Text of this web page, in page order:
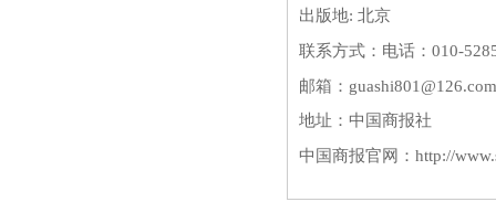
出版地: 北京
联系方式： 电话：010-
邮箱：
地址：中国商报社
中国商报官网：http://